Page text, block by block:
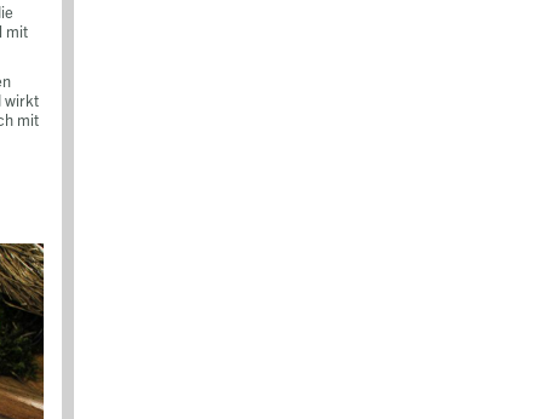
mit
wirkt
mit